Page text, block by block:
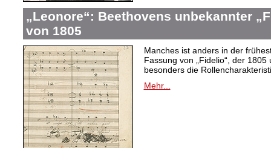
„Leonore“: Beethovens unbekannter
von 1805
Manches ist anders in der
Fassung von „Fidelio“, der 1805
besonders die
Mehr...